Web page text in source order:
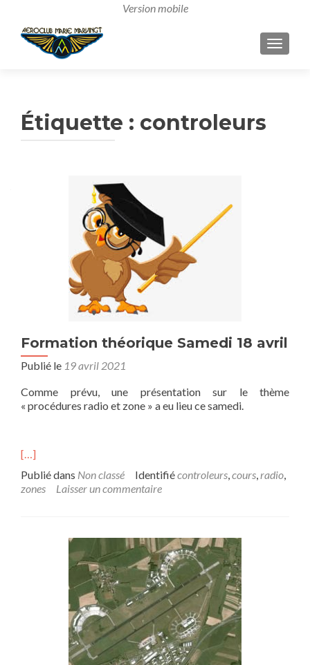
Étiquette : controleurs
Formation théorique Samedi 18 avril
Publié le 19 avril 2021
Comme prévu, une présentation sur le thème
« procédures radio et zone » a eu lieu ce samedi.
[…]
Publié dans Non classé Identifiécontroleurs,cours,radio,
zones
Laisser un commentaire